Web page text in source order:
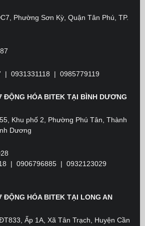
Phường Sơn Kỳ, Quận Tân Phú, TP.
| 0931331118 | 0985779119
ĐỘNG HÓA BITEK TẠI BÌNH DƯƠNG
Khu phố 2, Phường Phú Tân, Thành
Dương
| 0906796885 | 0932123029
ĐỘNG HÓA BITEK TẠI LONG AN
Ấp 1A, Xã Tân Trạch, Huyện Cần